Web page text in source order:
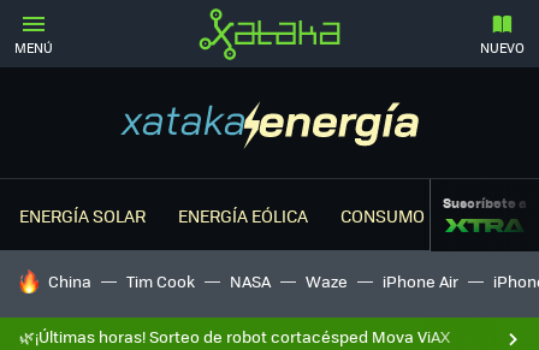
MENÚ NUEVO
ENERGÍA SOLAR ENERGÍA EÓLICA CONSUMO ENERGÉTICO
Suscríbete a
HOY SE HABLA DE
China Tim Cook NASA Waze iPhone Air
🌿¡Últimas horas! Sorteo de robot cortacésped Mova ViAX